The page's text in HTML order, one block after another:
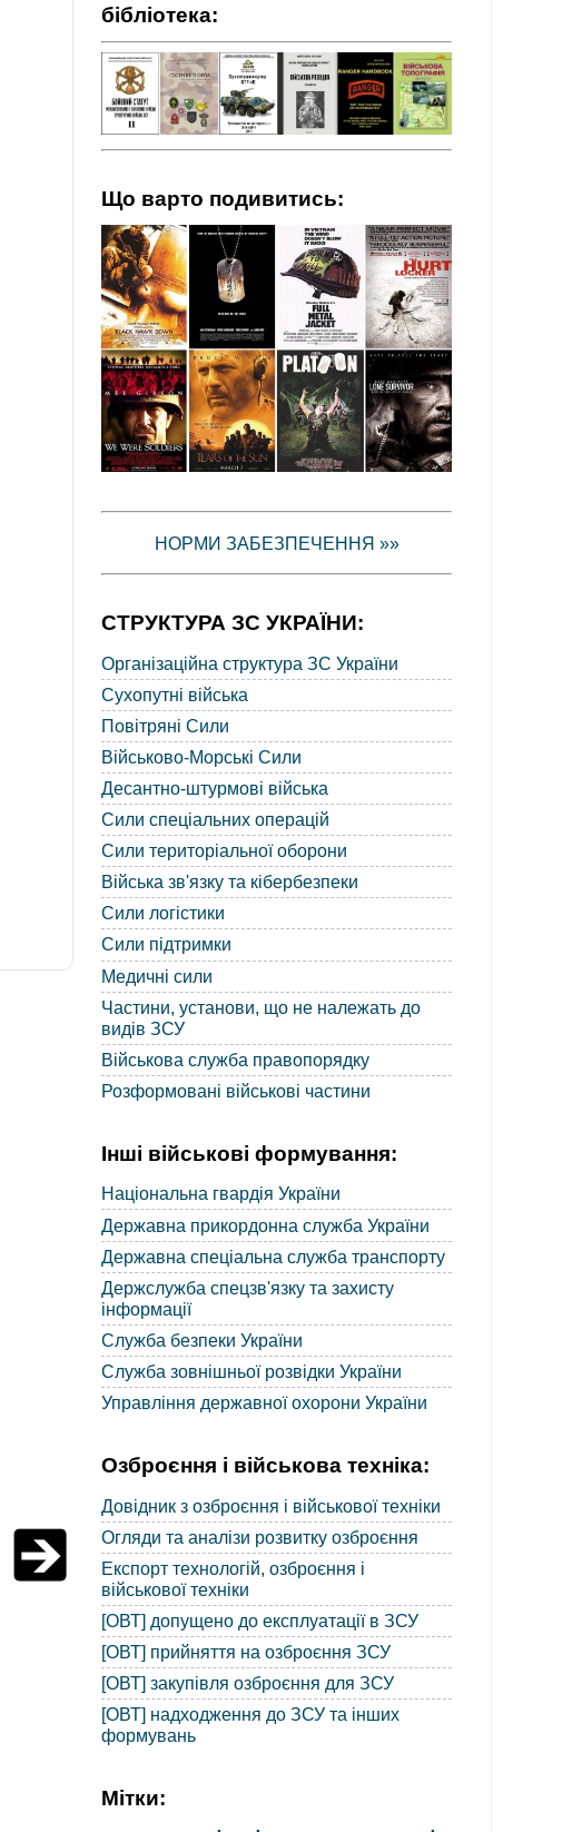
бібліотека:
Що варто подивитись:
НОРМИ ЗАБЕЗПЕЧЕННЯ »»
СТРУКТУРА ЗС УКРАЇНИ:
Організаційна структура ЗС України
Сухопутні війська
Повітряні Сили
Військово-Морські Сили
Десантно-штурмові війська
Сили спеціальних операцій
Сили територіальної оборони
Війська зв'язку та кібербезпеки
Сили логістики
Сили підтримки
Медичні сили
Частини, установи, що не належать до
видів ЗСУ
Військова служба правопорядку
Розформовані військові частини
Інші військові формування:
Національна гвардія України
Державна прикордонна служба України
Державна спеціальна служба транспорту
Держслужба спецзв'язку та захисту
інформації
Служба безпеки України
Служба зовнішньої розвідки України
Управління державної охорони України
Озброєння і військова техніка:
Довідник з озброєння і військової техніки
Огляди та аналізи розвитку озброєння
Експорт технологій, озброєння і
військової техніки
[ОВТ] допущено до експлуатації в ЗСУ
[ОВТ] прийняття на озброєння ЗСУ
[ОВТ] закупівля озброєння для ЗСУ
[ОВТ] надходження до ЗСУ та інших
формувань
Мітки: